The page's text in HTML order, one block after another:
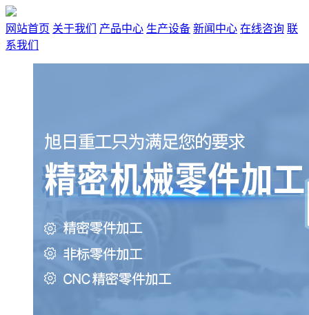
网站首页 关于我们 产品中心 生产设备 新闻中心 在线咨询 联
系我们